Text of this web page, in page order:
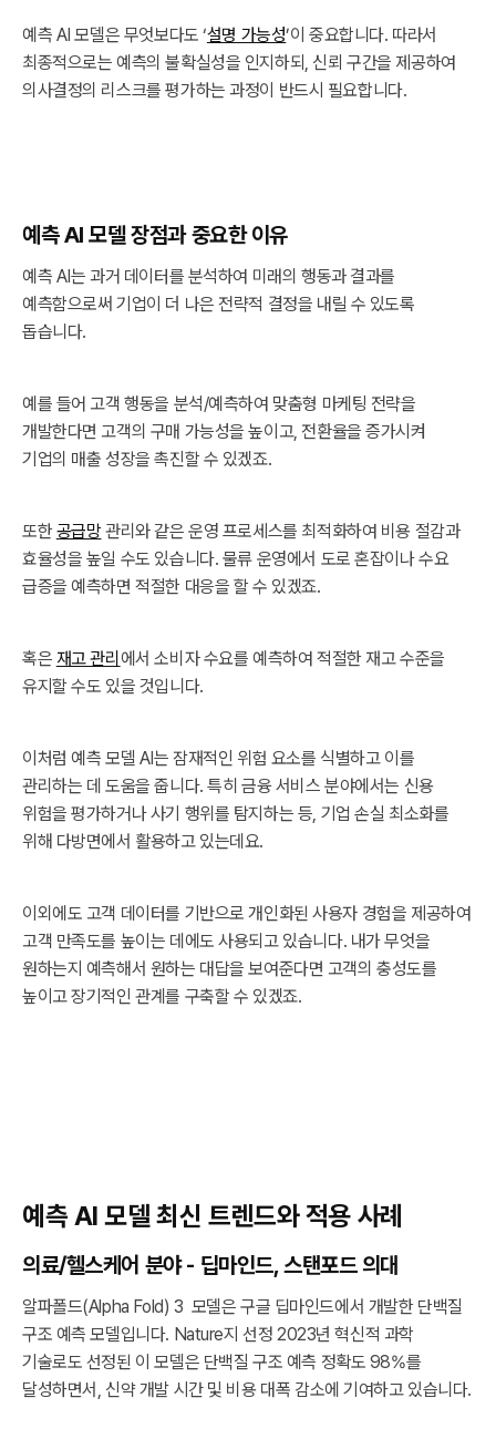
예측 AI 모델은 무엇보다도 ‘설명 가능성’이 중요합니다. 따라서
최종적으로는 예측의 불확실성을 인지하되, 신뢰 구간을 제공하여
의사결정의 리스크를 평가하는 과정이 반드시 필요합니다.
예측 AI 모델 장점과 중요한 이유
예측 AI는 과거 데이터를 분석하여 미래의 행동과 결과를
예측함으로써 기업이 더 나은 전략적 결정을 내릴 수 있도록
돕습니다.
예를 들어 고객 행동을 분석/예측하여 맞춤형 마케팅 전략을
개발한다면 고객의 구매 가능성을 높이고, 전환율을 증가시켜
기업의 매출 성장을 촉진할 수 있겠죠.
또한 공급망관리와 같은 운영 프로세스를 최적화하여 비용 절감과
효율성을 높일 수도 있습니다. 물류 운영에서 도로 혼잡이나 수요
급증을 예측하면 적절한 대응을 할 수 있겠죠.
혹은 재고 관리 에서 소비자 수요를 예측하여 적절한 재고 수준을
유지할 수도 있을 것입니다.
이처럼 예측 모델 AI는 잠재적인 위험 요소를 식별하고 이를
관리하는 데 도움을 줍니다. 특히 금융 서비스 분야에서는 신용
위험을 평가하거나 사기 행위를 탐지하는 등, 기업 손실 최소화를
위해 다방면에서 활용하고 있는데요.
이외에도 고객 데이터를 기반으로 개인화된 사용자 경험을 제공하여
고객 만족도를 높이는 데에도 사용되고 있습니다. 내가 무엇을
원하는지 예측해서 원하는 대답을 보여준다면 고객의 충성도를
높이고 장기적인 관계를 구축할 수 있겠죠.
예측 AI 모델 최신 트렌드와 적용 사례
의료/헬스케어 분야 - 딥마인드, 스탠포드 의대
알파폴드(Alpha Fold) 3 모델은 구글 딥마인드에서 개발한 단백질
구조 예측 모델입니다. Nature지 선정 2023년 혁신적 과학
기술로도 선정된 이 모델은 단백질 구조 예측 정확도 98%를
달성하면서, 신약 개발 시간 및 비용 대폭 감소에 기여하고 있습니다.